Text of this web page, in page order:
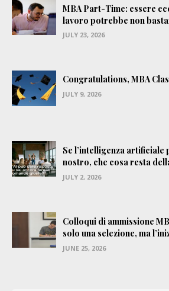
MBA Part-Time: essere
lavoro potrebbe non
JULY 23, 2026
Congratulations, MBA
JULY 9, 2026
Se l’intelligenza artificiale
nostro, che cosa resta
JULY 2, 2026
Colloqui di ammissione
solo una selezione, ma
JUNE 25, 2026